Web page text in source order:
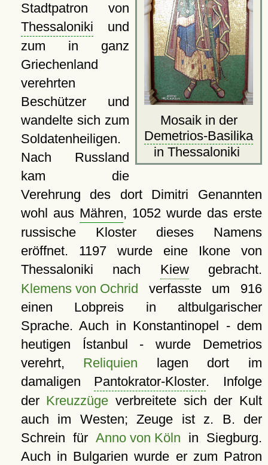
Mosaik in der
Demetrios-Basilika
in Thessaloniki
Stadtpatron von
Thessaloniki und
zum in ganz
Griechenland
verehrten
Beschützer und
wandelte sich zum
Soldatenheiligen.
Nach Russland
kam die
Verehrung des dort Dimitri Genannten
wohl aus Mähren, 1052 wurde das erste
russische Kloster dieses Namens
eröffnet. 1197 wurde eine Ikone von
Thessaloniki nach Kiewgebracht.
Klemens von Ochrid verfasste um 916
einen Lobpreis in altbulgarischer
Sprache. Auch in Konstantinopel - dem
heutigen Ístanbul - wurde Demetrios
verehrt, Reliquien lagen dort im
damaligen Pantokrator-Kloster. Infolge
der Kreuzzüge verbreitete sich der Kult
auch im Westen; Zeuge ist z. B. der
Schrein für Anno von Köln in Siegburg.
Auch in Bulgarien wurde er zum Patron